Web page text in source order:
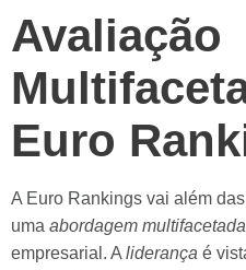
Avaliação
Euro
A Euro Rankings vai além
uma abordagem multifacetada
empresarial. A liderança é